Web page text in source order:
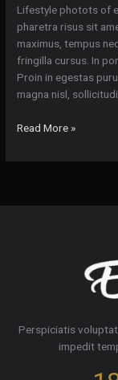
Lifestyle photots of
pharetra risus sit
maximus, tempus
fringilla cursus. In
Proin in egestas
magna nisl,
Lifestyle
Read More »
Perspiciatis
impedit